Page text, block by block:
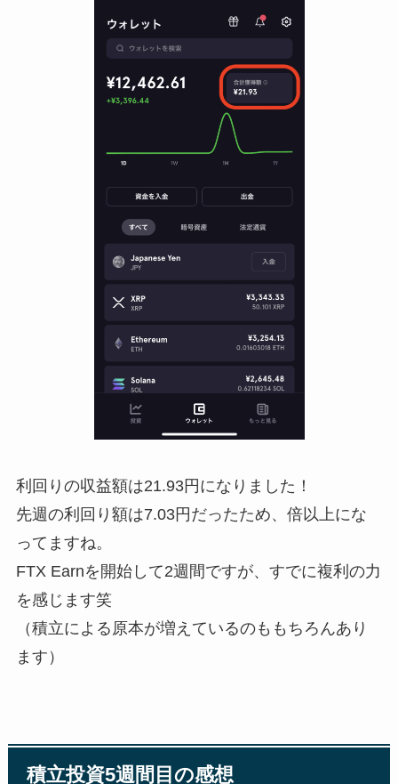
利回りの収益額は21.93円になりました！
先週の利回り額は7.03円だったため、倍以上にな
ってますね。
FTX Earnを開始して2週間ですが、すでに複利の力
を感じます笑
（積立による原本が増えているのももちろんあり
ます）
積立投資5週間目の感想